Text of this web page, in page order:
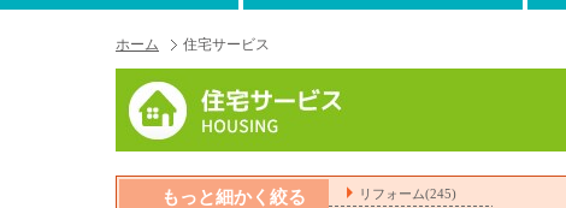
ホーム 住宅サービス
もっと細かく絞る リフォーム(245)